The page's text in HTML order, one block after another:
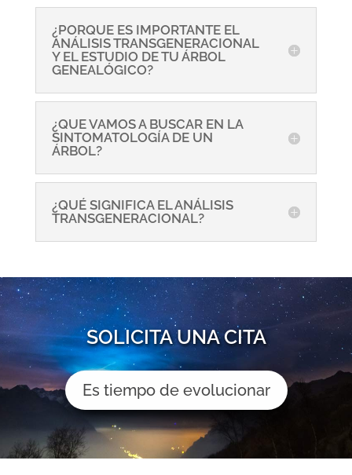
¿PORQUE ES IMPORTANTE EL
ANÁLISIS TRANSGENERACIONAL
Y EL ESTUDIO DE TU ÁRBOL
GENEALÓGICO?
¿QUE VAMOS A BUSCAR EN LA
SINTOMATOLOGÍA DE UN
ÁRBOL?
¿QUÉ SIGNIFICA EL ANÁLISIS
TRANSGENERACIONAL?
SOLICITA UNA CITA
Es tiempo de evolucionar